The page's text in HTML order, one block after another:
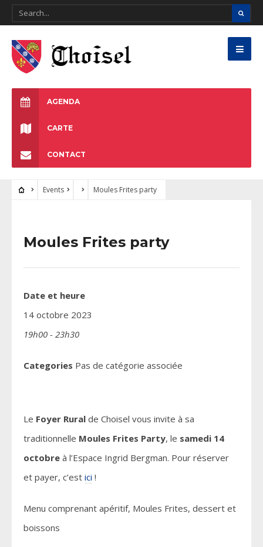
AGENDA
CARTE
CONTACT
Events Moules Frites party
Moules Frites party
Date et heure
14 octobre 2023
19h00 - 23h30
Categories Pas de catégorie associée
Le Foyer Rural de Choisel vous invite à sa
traditionnelle Moules Frites Party, le samedi 14
octobre à l’Espace Ingrid Bergman. Pour réserver
et payer, c’est ici !
Menu comprenant apéritif, Moules Frites, dessert et
boissons